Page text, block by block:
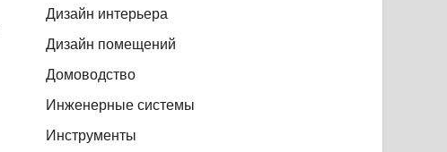
Дизайн интерьера
Дизайн помещений
Домоводство
Инженерные системы
Инструменты